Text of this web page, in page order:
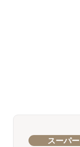
スーパー